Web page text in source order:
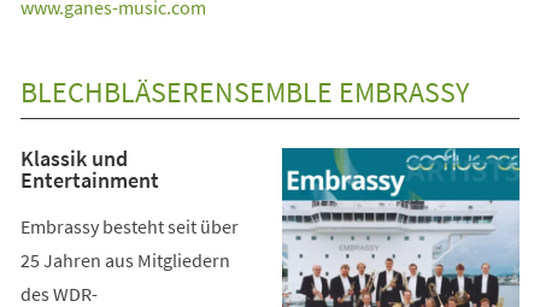
www.ganes-music.com
(Öffnet
neuen
BLECHBLÄSERENSEMBLE EMBRASSY
Klassik und
Entertainment
Embrassy besteht seit über
25 Jahren aus Mitgliedern
des WDR-